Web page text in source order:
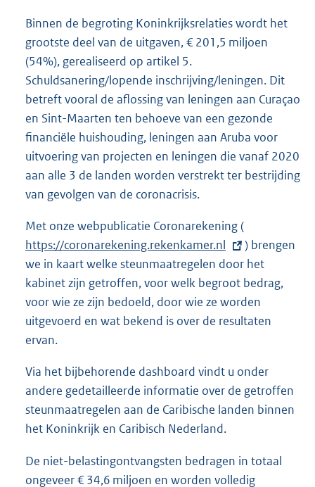
Binnen de begroting Koninkrijksrelaties wordt het
grootste deel van de uitgaven, € 201,5 miljoen
(54%), gerealiseerd op artikel 5.
Schuldsanering/lopende inschrijving/leningen. Dit
betreft vooral de aflossing van leningen aan Curaçao
en Sint-Maarten ten behoeve van een gezonde
financiële huishouding, leningen aan Aruba voor
uitvoering van projecten en leningen die vanaf 2020
aan alle 3 de landen worden verstrekt ter bestrijding
van gevolgen van de coronacrisis.
Met onze webpublicatie Coronarekening (
x
t
e
r
n
i
n
k
https://coronarekening.rekenkamer.nl
) brengen
we in kaart welke steunmaatregelen door het
kabinet zijn getroffen, voor welk begroot bedrag,
voor wie ze zijn bedoeld, door wie ze worden
uitgevoerd en wat bekend is over de resultaten
ervan.
Via het bijbehorende dashboard vindt u onder
andere gedetailleerde informatie over de getroffen
steunmaatregelen aan de Caribische landen binnen
het Koninkrijk en Caribisch Nederland.
De niet-belastingontvangsten bedragen in totaal
ongeveer € 34,6 miljoen en worden volledig